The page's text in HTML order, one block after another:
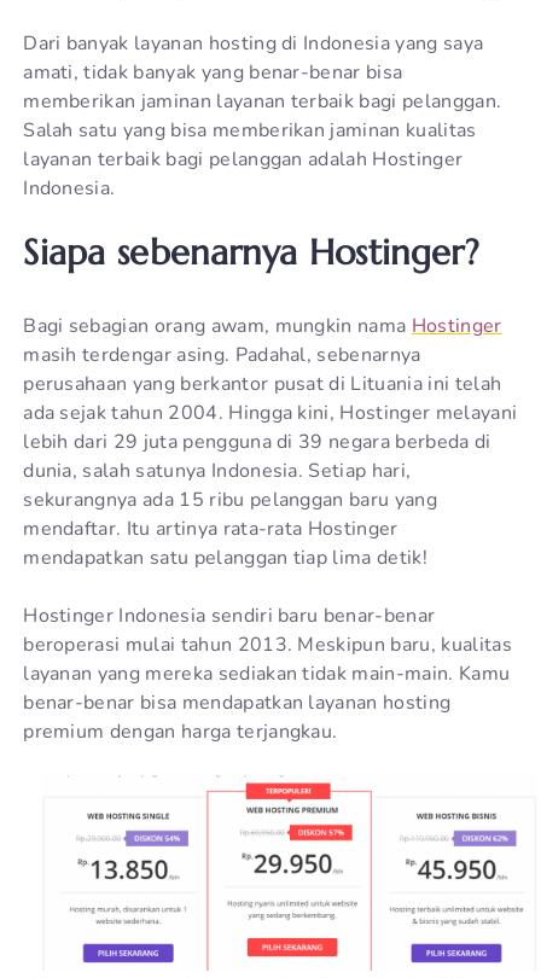
Dari banyak layanan hosting di Indonesia yang saya
amati, tidak banyak yang benar-benar bisa
memberikan jaminan layanan terbaik bagi pelanggan.
Salah satu yang bisa memberikan jaminan kualitas
layanan terbaik bagi pelanggan adalah Hostinger
Indonesia.
Siapa sebenarnya Hostinger?
Bagi sebagian orang awam, mungkin nama Hostinger
masih terdengar asing. Padahal, sebenarnya
perusahaan yang berkantor pusat di Lituania ini telah
ada sejak tahun 2004. Hingga kini, Hostinger melayani
lebih dari 29 juta pengguna di 39 negara berbeda di
dunia, salah satunya Indonesia. Setiap hari,
sekurangnya ada 15 ribu pelanggan baru yang
mendaftar. Itu artinya rata-rata Hostinger
mendapatkan satu pelanggan tiap lima detik!
Hostinger Indonesia sendiri baru benar-benar
beroperasi mulai tahun 2013. Meskipun baru, kualitas
layanan yang mereka sediakan tidak main-main. Kamu
benar-benar bisa mendapatkan layanan hosting
premium dengan harga terjangkau.